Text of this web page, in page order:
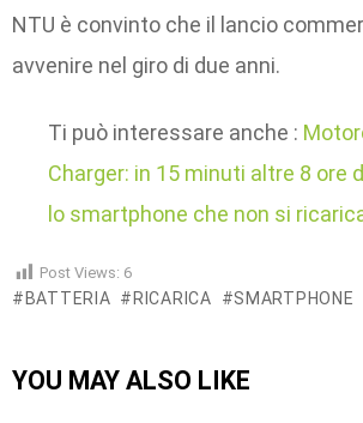
NTU è convinto che il lancio
avvenire nel giro di due anni.
Ti può interessare anche :
Charger: in 15 minuti altre 8 ore
lo smartphone che non si
Post Views: 6
BATTERIA RICARICA SMARTPHONE
YOU MAY ALSO LIKE